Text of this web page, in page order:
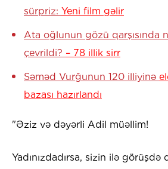
sürpriz: Yeni film gəlir
Ata oğlunun gözü qarşısında
çevrildi? – 78 illik sirr
Səməd Vurğunun 120 illiyinə
bazası hazırlandı
"Əziz və dəyərli Adil müəllim!
Yadınızdadırsa, sizin ilə